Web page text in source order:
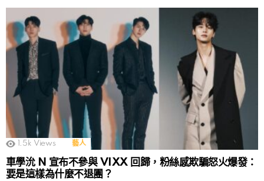
1.5k Views 藝人
車學沇 N 宣布不參與 VIXX 回歸，粉絲感欺騙怒火爆發：
要是這樣為什麼不退團？